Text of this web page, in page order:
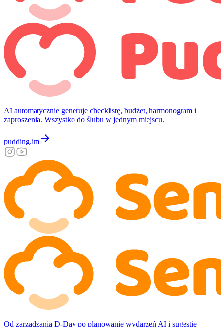
AI automatycznie generuje checklistę, budżet, harmonogram i
zaproszenia. Wszystko do ślubu w jednym miejscu.
pudding.im arrow_forward
Od zarządzania D-Day po planowanie wydarzeń AI i sugestie